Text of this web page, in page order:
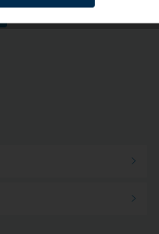
Gemerkt
Inaktiv